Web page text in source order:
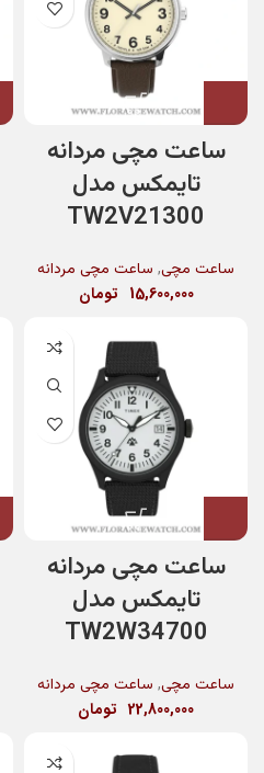
ساعت مچی مردانه
تایمکس مدل
TW2V21300
ساعت مچی, ساعت مچی مردانه
15,600,000 تومان
ساعت مچی مردانه
تایمکس مدل
TW2W34700
ساعت مچی, ساعت مچی مردانه
22,800,000 تومان